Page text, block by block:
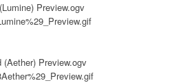
Preview.ogv
(Aether) Preview.ogv